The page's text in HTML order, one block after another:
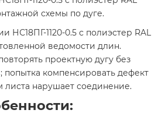
схемы по дуге.
1120-0.5 с полиэстер RAL
ведомости длин.
проектную дугу без
попытка компенсировать дефект
нарушает соединение.